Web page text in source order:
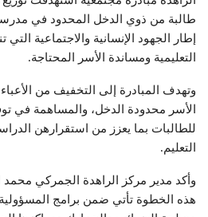
طالبة من ذوي الدخل المحدود في
إطار الجهود الإنسانية والاجتماعية
التعليمية ومساندة الأسر المحتاجة.
وتهدف المبادرة إلى التخفيف من
الأسر محدودة الدخل، والمساهمة في
للطالبات بما يعزز من استقرارهن
التعليم.
وأكد مدير مركز الراهدة الجمركي محمد
هذه الخطوة تأتي ضمن برامج المسؤولية